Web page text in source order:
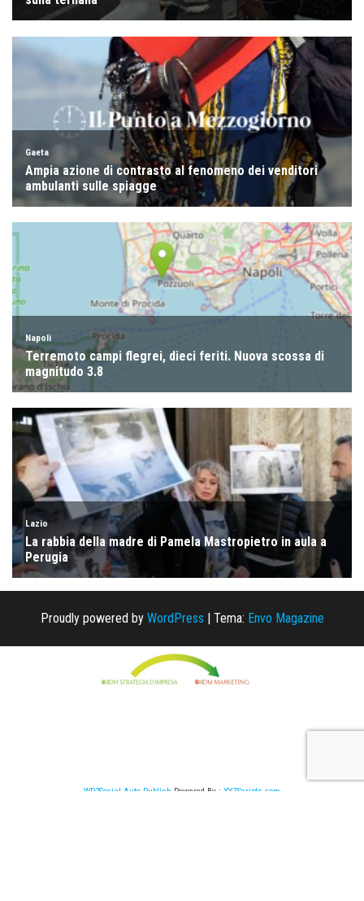
Proudly powered by WordPress | Tema: Envo Magazine
WP2Social Auto Publish Powered By : XYZScripts.com